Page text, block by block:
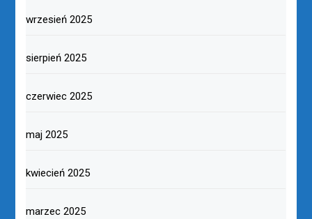
wrzesień 2025
sierpień 2025
czerwiec 2025
maj 2025
kwiecień 2025
marzec 2025